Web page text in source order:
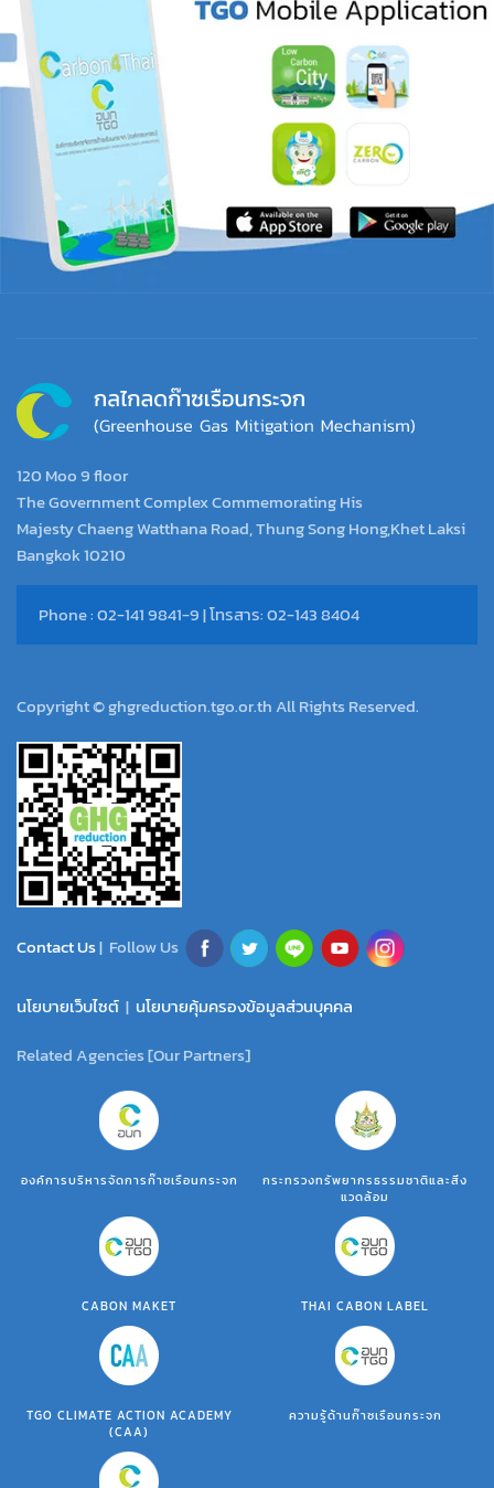
120 Moo 9 floor
The Government Complex Commemorating His
Majesty Chaeng Watthana Road, Thung Song Hong,Khet Laksi
Bangkok 10210
Phone : 02-141 9841-9 | โทรสาร: 02-143 8404
Copyright © ghgreduction.tgo.or.th All Rights Reserved.
Contact Us| Follow Us
นโยบายเว็บไซต์ | นโยบายคุ้มครองข้อมูลส่วนบุคคล
Related Agencies [Our Partners]
องค์การบริหารจัดการก๊าซเรือนกระจก
กระทรวงทรัพยากรธรรมชาติและสิ่ง
แวดล้อม
CABON MAKET THAI CABON LABEL
TGO CLIMATE ACTION ACADEMY
(CAA)
ความรู้ด้านก๊าซเรือนกระจก